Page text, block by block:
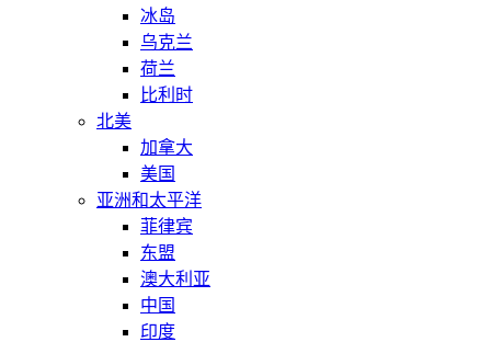
冰岛
乌克兰
荷兰
比利时
北美
加拿大
美国
亚洲和太平洋
菲律宾
东盟
澳大利亚
中国
印度